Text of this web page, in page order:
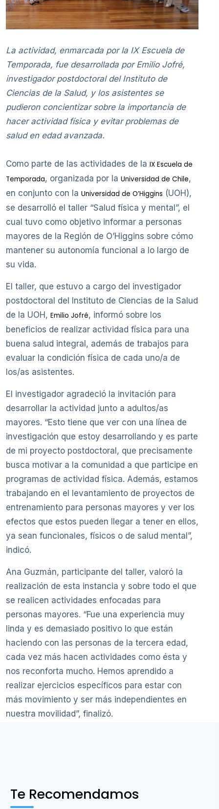
La actividad, enmarcada por la IX Escuela de
Temporada, fue desarrollada por Emilio Jofré,
investigador postdoctoral del Instituto de
Ciencias de la Salud, y los asistentes se
pudieron concientizar sobre la importancia de
hacer actividad física y evitar problemas de
salud en edad avanzada.
Como parte de las actividades de la IX Escuela de
Temporada, organizada por la Universidad de Chile,
en conjunto con la Universidad de O’Higgins (UOH),
se desarrolló el taller “Salud física y mental”, el
cual tuvo como objetivo informar a personas
mayores de la Región de O’Higgins sobre cómo
mantener su autonomía funcional a lo largo de
su vida.
El taller, que estuvo a cargo del investigador
postdoctoral del Instituto de Ciencias de la Salud
de la UOH, Emilio Jofré, informó sobre los
beneficios de realizar actividad física para una
buena salud integral, además de trabajos para
evaluar la condición física de cada uno/a de
los/as asistentes.
El investigador agradeció la invitación para
desarrollar la actividad junto a adultos/as
mayores. “Esto tiene que ver con una línea de
investigación que estoy desarrollando y es parte
de mi proyecto postdoctoral, que precisamente
busca motivar a la comunidad a que participe en
programas de actividad física. Además, estamos
trabajando en el levantamiento de proyectos de
entrenamiento para personas mayores y ver los
efectos que estos pueden llegar a tener en ellos,
ya sean funcionales, físicos o de salud mental”,
indicó.
Ana Guzmán, participante del taller, valoró la
realización de esta instancia y sobre todo el que
se realicen actividades enfocadas para
personas mayores. “Fue una experiencia muy
linda y es demasiado positivo lo que están
haciendo con las personas de la tercera edad,
cada vez más hacen actividades como ésta y
nos reconforta mucho. Hemos aprendido a
realizar ejercicios específicos para estar con
más movimiento y ser más independientes en
nuestra movilidad”, finalizó.
Te Recomendamos